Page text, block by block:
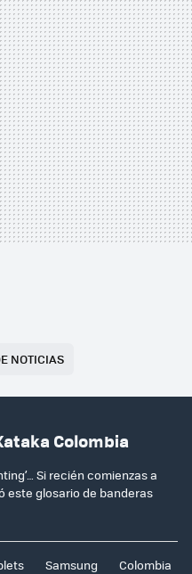
NOTICIAS
Colombia
Si recién comienzas a
este glosario de banderas
Samsung Colombia